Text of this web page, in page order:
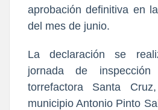
aprobación definitiva en
del mes de junio.
La declaración se
jornada de
torrefactora Santa
municipio Antonio Pinto